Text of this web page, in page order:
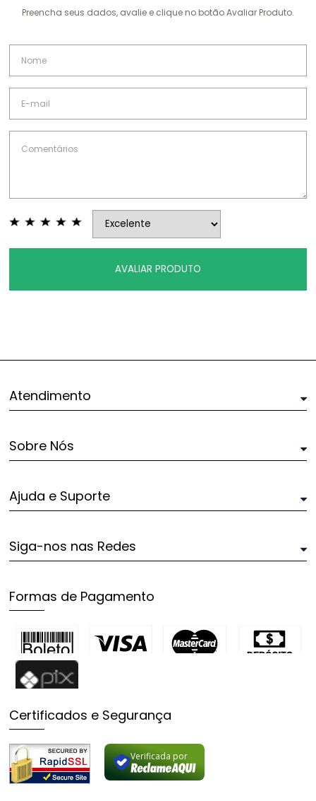
Preencha seus dados, avalie e clique no botão Avaliar Produto.
AVALIAR PRODUTO
Atendimento
Sobre Nós
Ajuda e Suporte
Siga-nos nas Redes
Formas de Pagamento
Certificados e Segurança
Verificada por